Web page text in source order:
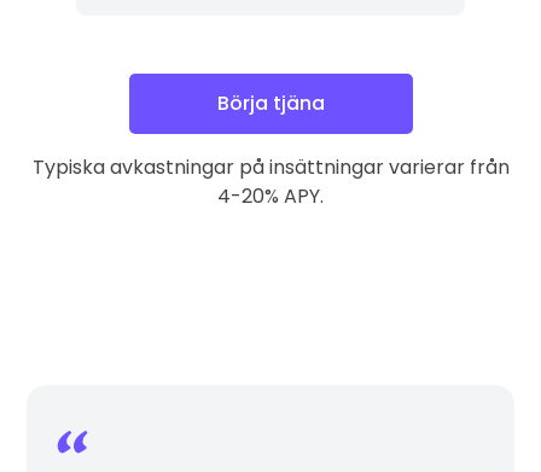
Börja tjäna
Typiska avkastningar på insättningar varierar från
4-20% APY.